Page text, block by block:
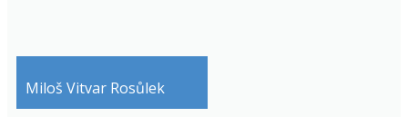
Miloš Vitvar Rosůlek